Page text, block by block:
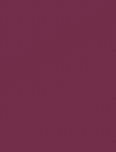
format :
^ Titre 2
| Ligne 1 Col
cette fois |
| Ligne 2 Col
verticalement :
3